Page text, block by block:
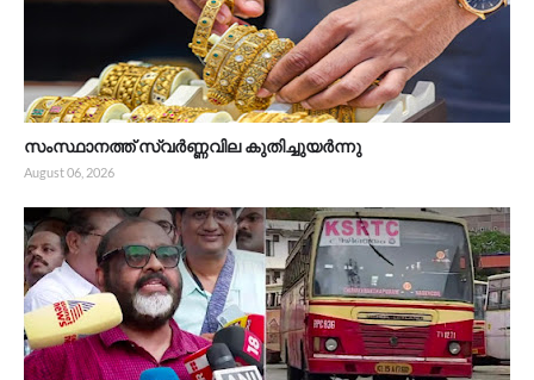
സംസ്ഥാനത്ത് സ്വർണ്ണവില കുതിച്ചുയർന്നു
August 06, 2026